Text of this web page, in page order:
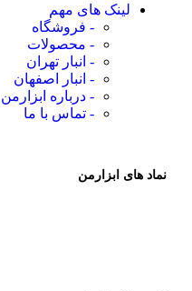
لینک های مهم
- فروشگاه
- محصولات
- انبار تهران
- انبار اصفهان
- درباره ابزارمن
- تماس با ما
نماد های ابزارمن